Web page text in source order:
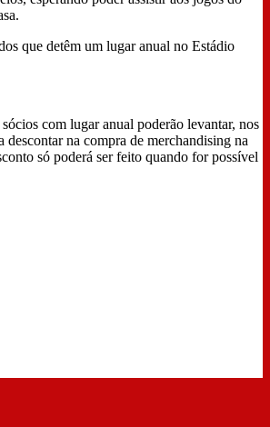
que detêm um lugar anual no Estádio
com lugar anual poderão levantar, nos
na compra de merchandising na
só poderá ser feito quando for possível